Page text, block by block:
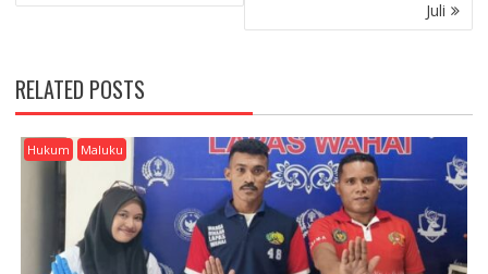
I
G
A
T
Juli
RELATED POSTS
Hukum Maluku